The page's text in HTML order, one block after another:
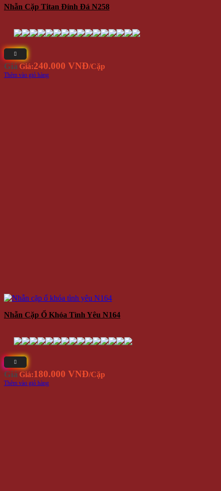
Nhẫn Cặp Titan Đính Đá N258
Giá Giá:240.000 VNĐ/Cặp
Thêm vào giỏ hàng
Nhẫn Cặp Ổ Khóa Tình Yêu N164
Giá Giá:180.000 VNĐ/Cặp
Thêm vào giỏ hàng